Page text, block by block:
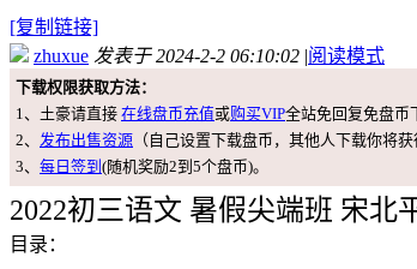
[复制链接]
zhuxue 发表于 2024-2-2 06:10:02 |阅读模式
下载权限获取方法：
1、土豪请直接 在线盘币充值或购买VIP全站免回复免盘币
2、 发布出售资源 （自己设置下载盘币，其他人下载你将
3、 每日签到 (随机奖励2到5个盘币)。
2022初三语文 暑假尖端班 宋北
目录：